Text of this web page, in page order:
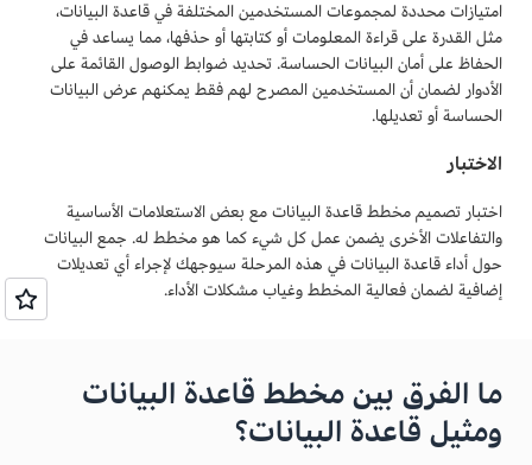
امتيازات محددة لمجموعات المستخدمين المختلفة في قاعدة البيانات،
مثل القدرة على قراءة المعلومات أو كتابتها أو حذفها، مما يساعد في
الحفاظ على أمان البيانات الحساسة. تحديد ضوابط الوصول القائمة على
الأدوار لضمان أن المستخدمين المصرح لهم فقط يمكنهم عرض البيانات
الحساسة أو تعديلها.
الاختبار
اختبار تصميم مخطط قاعدة البيانات مع بعض الاستعلامات الأساسية
والتفاعلات الأخرى يضمن عمل كل شيء كما هو مخطط له. جمع البيانات
حول أداء قاعدة البيانات في هذه المرحلة سيوجهك لإجراء أي تعديلات
إضافية لضمان فعالية المخطط وغياب مشكلات الأداء.
ما الفرق بين مخطط قاعدة البيانات
ومثيل قاعدة البيانات؟